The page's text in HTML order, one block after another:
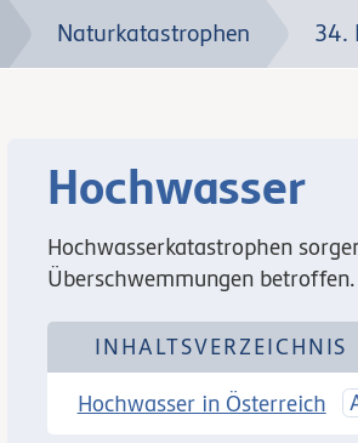
Hochwasser
Hochwasserkatastrophen
Überschwemmungen betroffen.
INHALTSVERZEICHNIS
Hochwasser in Österreich
Naturkatastrophen 34.